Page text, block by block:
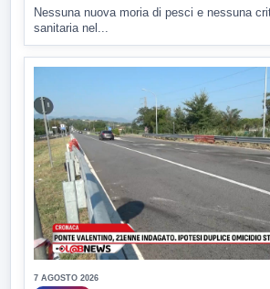
Nessuna nuova moria di pesci e nessuna
sanitaria nel...
7 AGOSTO 2026